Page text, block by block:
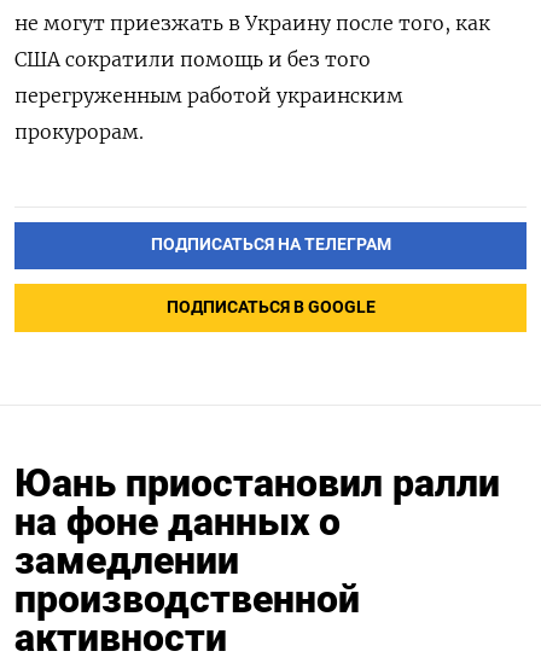
не могут приезжать в Украину после того, как
США сократили помощь и без того
перегруженным работой украинским
прокурорам.
ПОДПИСАТЬСЯ НА ТЕЛЕГРАМ
ПОДПИСАТЬСЯ В GOOGLE
Юань приостановил ралли
на фоне данных о
замедлении
производственной
активности